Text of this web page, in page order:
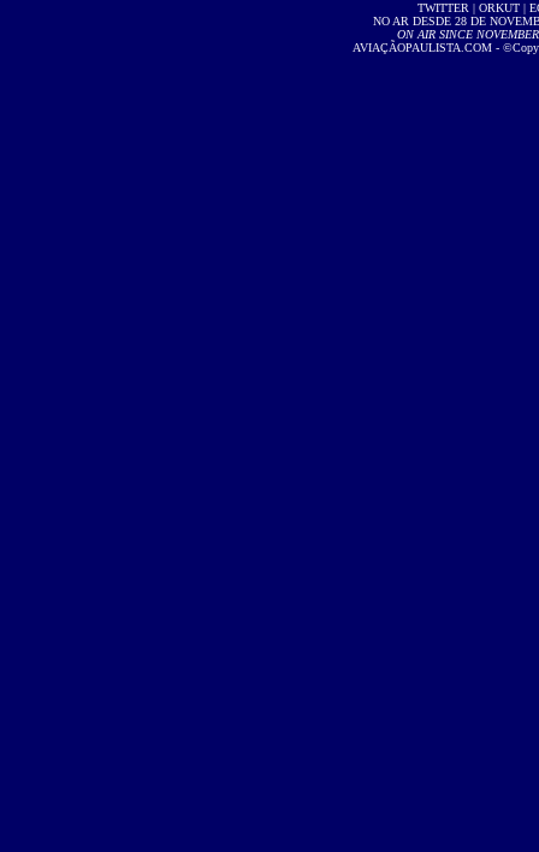
TWITTER | ORKUT |
NO AR DESDE 28 DE
ON AIR SINCE
AVIAÇÃOPAULISTA.COM -